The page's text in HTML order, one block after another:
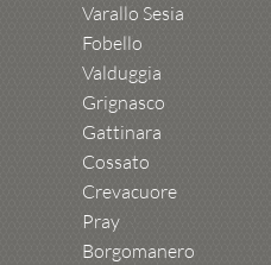
Varallo Sesia
Fobello
Valduggia
Grignasco
Gattinara
Cossato
Crevacuore
Pray
Borgomanero